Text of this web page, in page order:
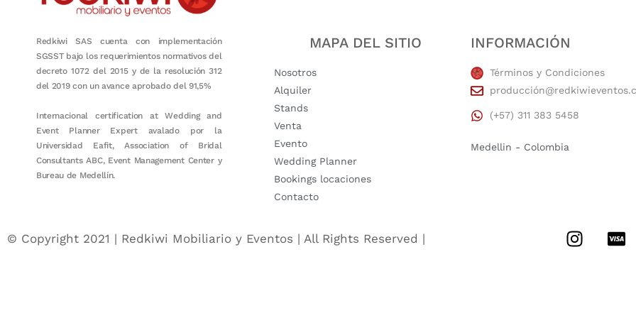
Redkiwi SAS cuenta con implementación
SGSST bajo los requerimientos normativos del
decreto 1072 del 2015 y de la resolución 312
del 2019 con un avance aprobado del 91,5%
Internacional certification at Wedding and
Event Planner Expert avalado por la
Universidad Eafit, Association of Bridal
Consultants ABC, Event Management Center y
Bureau de Medellín.
MAPA DEL SITIO
Nosotros
Alquiler
Stands
Venta
Evento
Wedding Planner
Bookings locaciones
Contacto
INFORMACIÓN
Términos y Condiciones
(+57) 311 383 5458
Medellin - Colombia
© Copyright 2021 | Redkiwi Mobiliario y Eventos | All Rights Reserved |